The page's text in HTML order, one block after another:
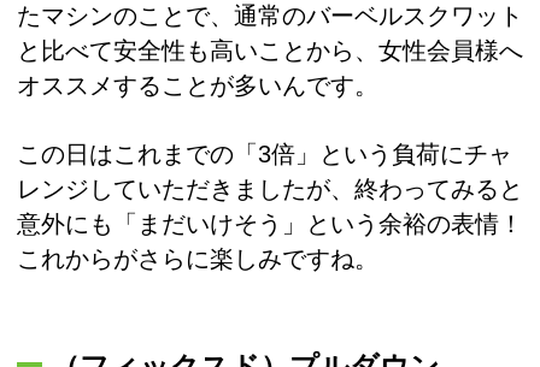
たマシンのことで、通常のバーベルスクワット
と比べて安全性も高いことから、女性会員様へ
オススメすることが多いんです。
この日はこれまでの「3倍」という負荷にチャ
レンジしていただきましたが、終わってみると
意外にも「まだいけそう」という余裕の表情！
これからがさらに楽しみですね。